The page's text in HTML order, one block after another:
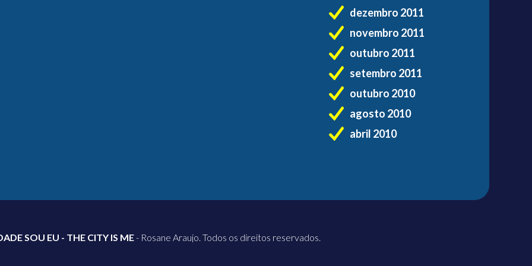
dezembro 2011
novembro 2011
outubro 2011
setembro 2011
outubro 2010
agosto 2010
abril 2010
SOU EU - THE CITY IS ME- Rosane Araujo. Todos os direitos reservados.